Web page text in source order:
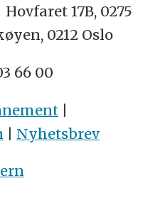
Hovfaret 17B, 0275
0212 Oslo
66 00
|
| Nyhetsbrev